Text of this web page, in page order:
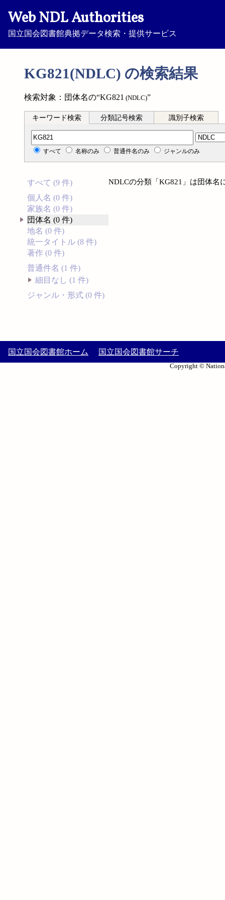
Web NDL Authorities
国立国会図書館典拠データ検索・提供サービス
KG821(NDLC) の検索結果
検索対象：団体名の“KG821 (NDLC)”
キーワード検索 分類記号検索 識別子検索
分類記号検索
すべて 名称のみ 普通件名のみ ジャンルのみ
すべて (9 件)
個人名 (0 件)
家族名 (0 件)
団体名 (0 件)
地名 (0 件)
統一タイトル (8 件)
著作 (0 件)
普通件名 (1 件)
細目なし (1 件)
ジャンル・形式 (0 件)
NDLCの分類「KG821」は団体名
国立国会図書館ホーム 国立国会図書館サーチ
Copyright ©